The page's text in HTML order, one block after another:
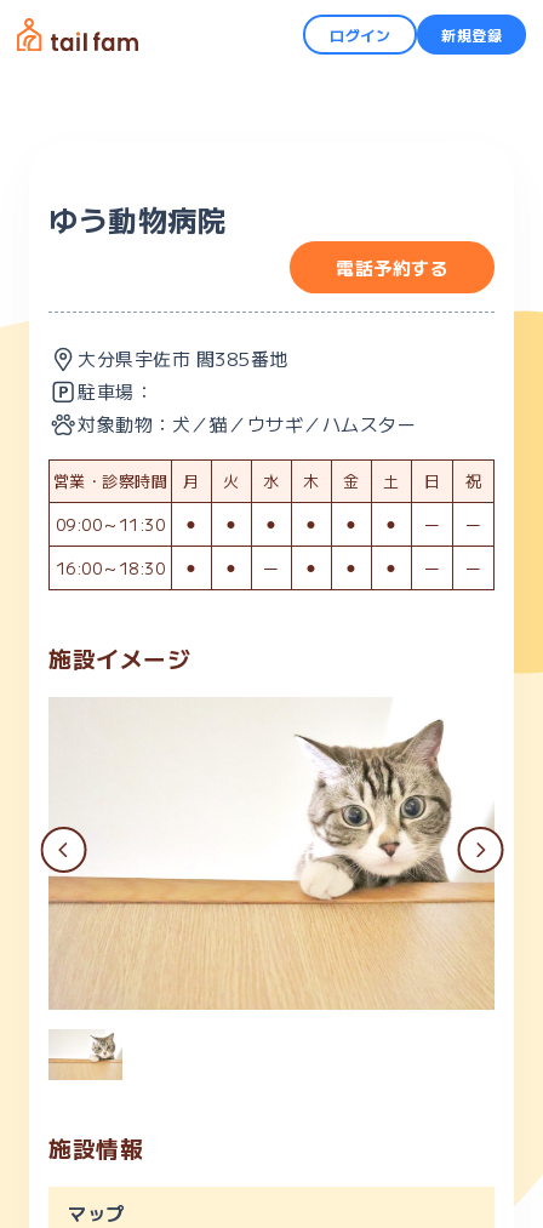
ログイン 新規登録
ゆう動物病院
電話予約する
大分県宇佐市 閤385番地
駐車場：
対象動物： 犬／猫／ウサギ／ハムスター
営業・診察時間 月 火 水 木 金 土 日
祝
09:00～11:30
⚫︎ ⚫︎ ⚫︎ ⚫︎ ⚫︎ ⚫︎ ー
ー
16:00～18:30
⚫︎ ⚫︎ ー ⚫︎ ⚫︎ ⚫︎ ー ー
施設イメージ
施設情報
マップ